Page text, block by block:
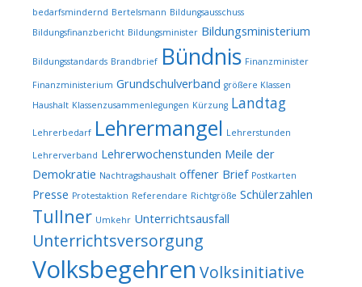
bedarfsmindernd Bertelsmann Bildungsausschuss
Bildungsfinanzbericht Bildungsminister Bildungsministerium
Bildungsstandards Brandbrief Bündnis Finanzminister
Finanzministerium Grundschulverband größere Klassen
Haushalt Klassenzusammenlegungen Kürzung Landtag
Lehrerbedarf Lehrermangel Lehrerstunden
Lehrerverband Lehrerwochenstunden Meile der
Demokratie Nachtragshaushalt offener Brief Postkarten
Presse Protestaktion Referendare Richtgröße Schülerzahlen
Tullner Umkehr Unterrichtsausfall
Unterrichtsversorgung
Volksbegehren Volksinitiative